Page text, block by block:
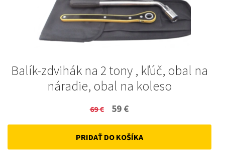
Balík-zdvihák na 2 tony , kľúč, obal na
náradie, obal na koleso
69€
Original
price
was:
59 €
price
is:
PRIDAŤ DO KOŠÍKA